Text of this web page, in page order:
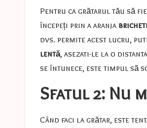
Pentru ca grătarul tău să fie
începeți prin a aranja
dvs. permite acest lucru,
lentă, asezati-le la o
se întunece, este timpul să
Sfatul 2: Nu
Când faci la grătar, este